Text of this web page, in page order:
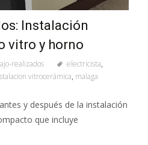
Instalación
vitro y horno
realizados electricista,
vitrocerámica, malaga
y después de la instalación
que incluye